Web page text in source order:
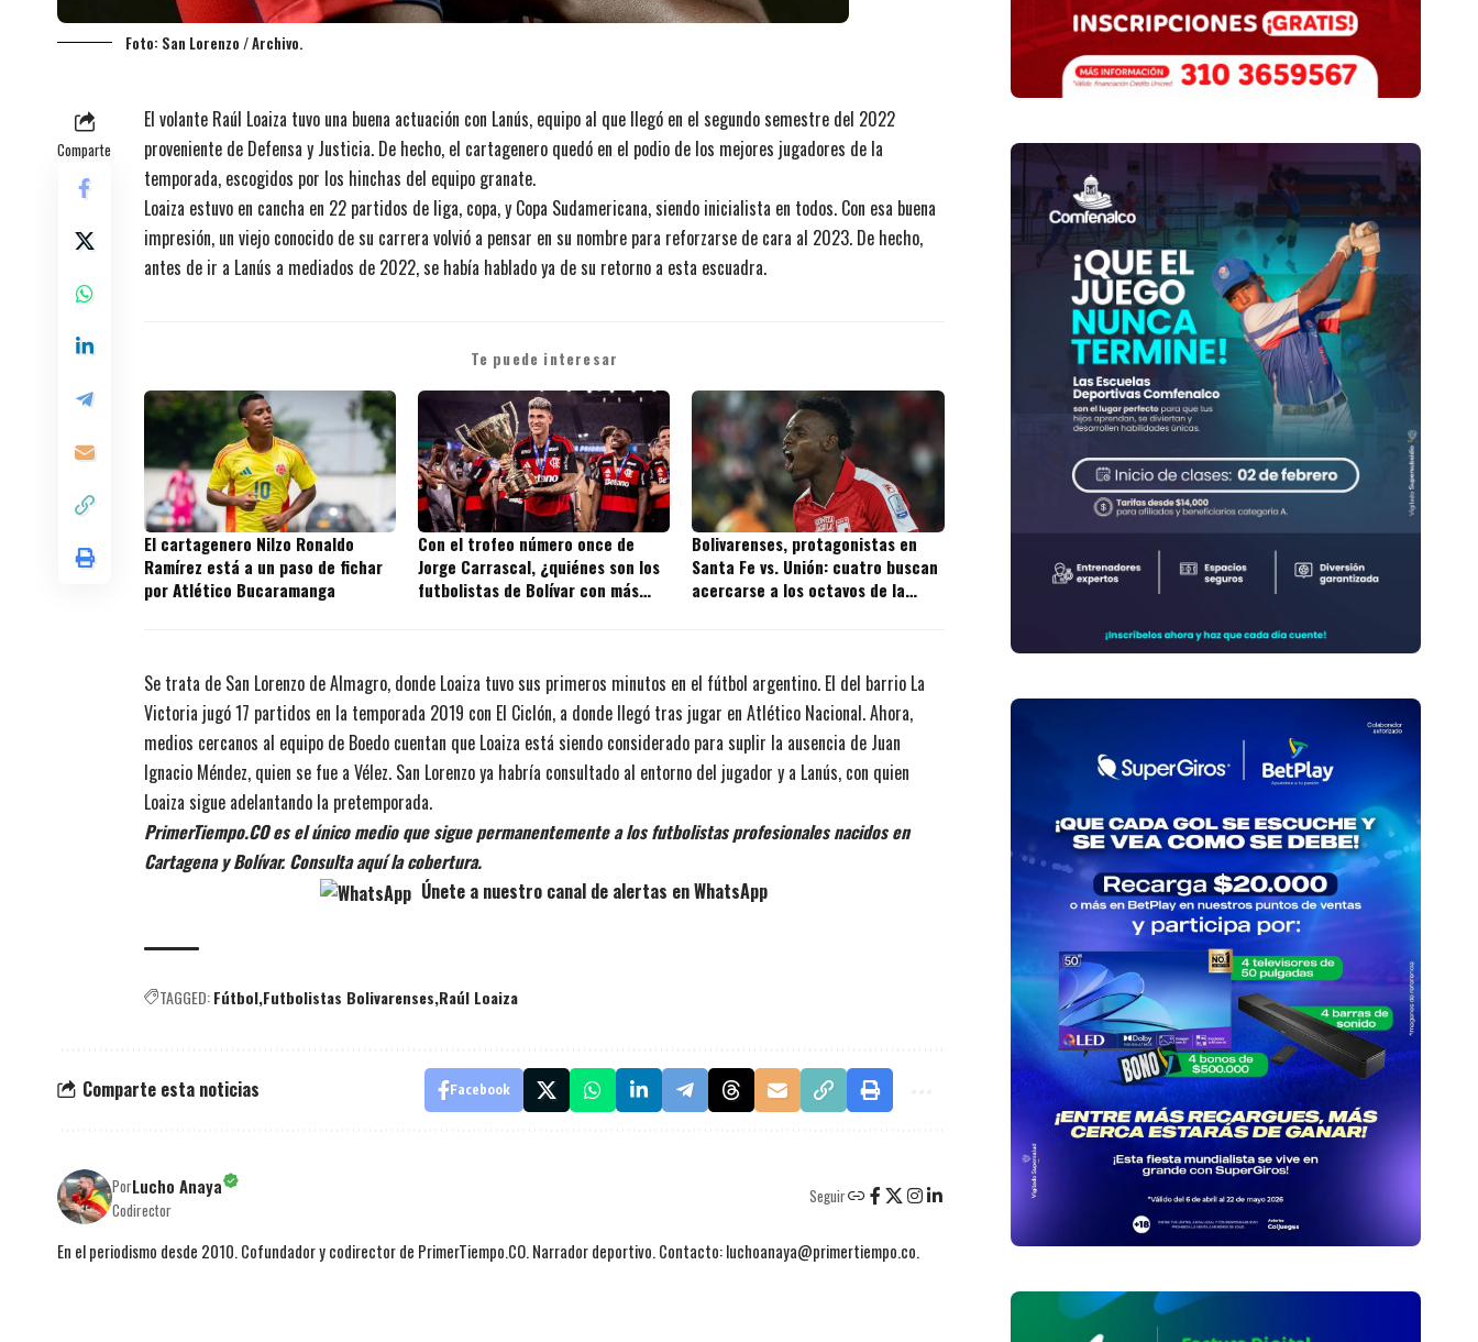
Foto: San Lorenzo / Archivo.
Comparte
El volante Raúl Loaiza tuvo una buena actuación con Lanús, equipo al que llegó en el segundo semestre del 2022
proveniente de Defensa y Justicia. De hecho, el cartagenero quedó en el podio de los mejores jugadores de la
temporada, escogidos por los hinchas del equipo granate.
Loaiza estuvo en cancha en 22 partidos de liga, copa, y Copa Sudamericana, siendo inicialista en todos. Con esa buena
impresión, un viejo conocido de su carrera volvió a pensar en su nombre para reforzarse de cara al 2023. De hecho,
antes de ir a Lanús a mediados de 2022, se había hablado ya de su retorno a esta escuadra.
Te puede interesar
El cartagenero Nilzo Ronaldo
Ramírez está a un paso de fichar
por Atlético Bucaramanga
Con el trofeo número once de
Jorge Carrascal, ¿quiénes son los
futbolistas de Bolívar con más
Bolivarenses, protagonistas en
Santa Fe vs. Unión: cuatro buscan
acercarse a los octavos de la
Se trata de San Lorenzo de Almagro, donde Loaiza tuvo sus primeros minutos en el fútbol argentino. El del barrio La
Victoria jugó 17 partidos en la temporada 2019 con El Ciclón, a donde llegó tras jugar en Atlético Nacional. Ahora,
medios cercanos al equipo de Boedo cuentan que Loaiza está siendo considerado para suplir la ausencia de Juan
Ignacio Méndez, quien se fue a Vélez. San Lorenzo ya habría consultado al entorno del jugador y a Lanús, con quien
Loaiza sigue adelantando la pretemporada.
PrimerTiempo.CO es el único medio que sigue permanentemente a los futbolistas profesionales nacidos en
Cartagena y Bolívar. Consulta aquí la cobertura.
Únete a nuestro canal de alertas en WhatsApp
TAGGED:Fútbol Futbolistas Bolivarenses Raúl Loaiza
Comparte esta noticias Facebook
PorLucho Anaya
Codirector
Seguir
En el periodismo desde 2010. Cofundador y codirector de PrimerTiempo.CO. Narrador deportivo. Contacto: luchoanaya@primertiempo.co.